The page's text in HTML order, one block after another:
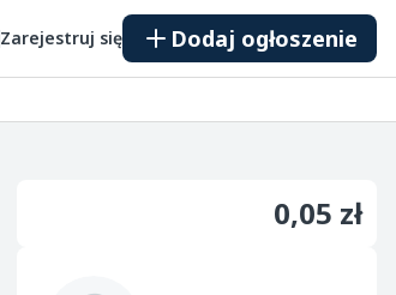
Zarejestruj się Dodaj ogłoszenie
0,05 zł